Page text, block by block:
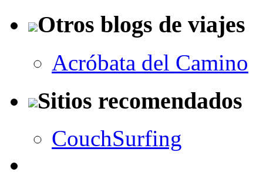
Otros blogs de viajes
Acróbata del Camino
Sitios recomendados
CouchSurfing